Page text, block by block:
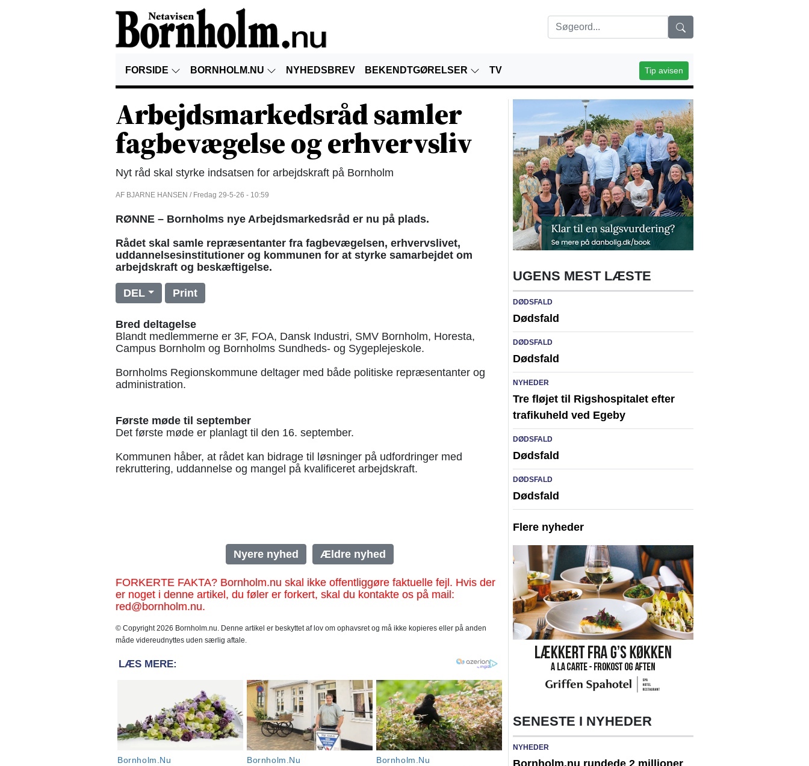
FORSIDE BORNHOLM.NU NYHEDSBREV BEKENDTGØRELSER TV Tip avisen
Arbejdsmarkedsråd samler
fagbevægelse og erhvervsliv
Nyt råd skal styrke indsatsen for arbejdskraft på Bornholm
AF BJARNE HANSEN / Fredag 29-5-26 - 10:59
RØNNE – Bornholms nye Arbejdsmarkedsråd er nu på plads.
Rådet skal samle repræsentanter fra fagbevægelsen, erhvervslivet,
uddannelsesinstitutioner og kommunen for at styrke samarbejdet om
arbejdskraft og beskæftigelse.
DEL Print
Bred deltagelse
Blandt medlemmerne er 3F, FOA, Dansk Industri, SMV Bornholm, Horesta,
Campus Bornholm og Bornholms Sundheds- og Sygeplejeskole.
Bornholms Regionskommune deltager med både politiske repræsentanter og
administration.
Første møde til september
Det første møde er planlagt til den 16. september.
Kommunen håber, at rådet kan bidrage til løsninger på udfordringer med
rekruttering, uddannelse og mangel på kvalificeret arbejdskraft.
Nyere nyhed Ældre nyhed
FORKERTE FAKTA? Bornholm.nu skal ikke offentliggøre faktuelle fejl. Hvis der
er noget i denne artikel, du føler er forkert, skal du kontakte os på mail:
red@bornholm.nu.
© Copyright 2026 Bornholm.nu. Denne artikel er beskyttet af lov om ophavsret og må ikke kopieres eller på anden
måde videreudnyttes uden særlig aftale.
UGENS MEST LÆSTE
DØDSFALD
Dødsfald
DØDSFALD
Dødsfald
NYHEDER
Tre fløjet til Rigshospitalet efter
trafikuheld ved Egeby
DØDSFALD
Dødsfald
DØDSFALD
Dødsfald
Flere nyheder
SENESTE I NYHEDER
NYHEDER
Bornholm.nu rundede 2 millioner